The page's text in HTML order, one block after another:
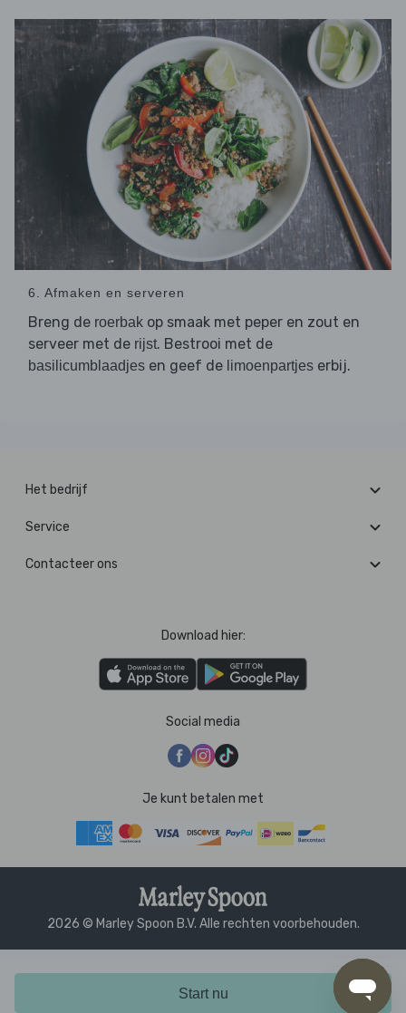
Start nu
6. Afmaken en serveren
Breng de roerbak op smaak met peper en zout en
serveer met de rijst. Bestrooi met de
basilicumblaadjes en geef de limoenpartjes erbij.
Het bedrijf
Service
Contacteer ons
Download hier:
Social media
Je kunt betalen met
2026 © Marley Spoon B.V. Alle rechten voorbehouden.